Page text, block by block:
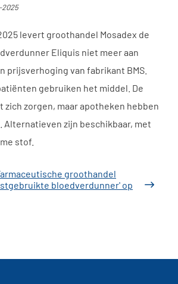
2025
levert groothandel Mosadex de
Eliquis niet meer aan
prijsverhoging van fabrikant BMS.
gebruiken het middel. De
zich zorgen, maar apotheken hebben
Alternatieven zijn beschikbaar, met
stof.
groothandel
bloedverdunner' op